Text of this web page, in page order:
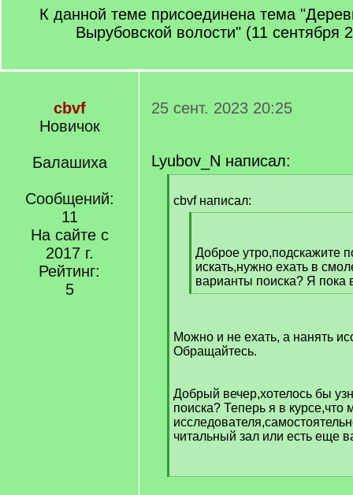
К данной теме присоединена тема
Вырубовской волости" (11 сентября
cbvf
Новичок
Балашиха
Сообщений:
11
На сайте с
2017 г.
Рейтинг:
5
25 сент. 2023 20:25
Lyubov_N написал:
q
cbvf написал:
]
Доброе утро,подскажите
искать,нужно ехать в
варианты поиска? Я пока
[
]
Можно и не ехать, а нанять
Обращайтесь.
Добрый вечер,хотелось бы
поиска? Теперь я в курсе,что
читальный зал или есть еще